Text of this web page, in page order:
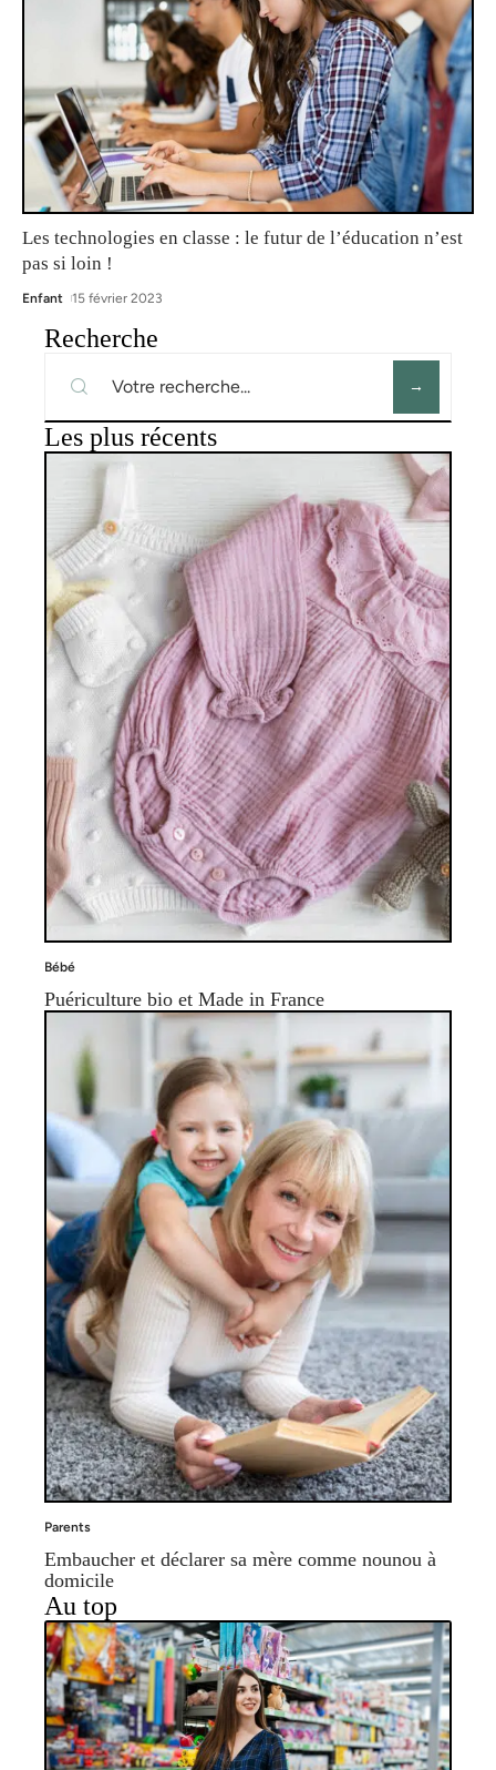
Les technologies en classe : le futur de l’éducation n’est
pas si loin !
Enfant 15 février 2023
Recherche
Les plus récents
Bébé
Puériculture bio et Made in France
Parents
Embaucher et déclarer sa mère comme nounou à
domicile
Au top